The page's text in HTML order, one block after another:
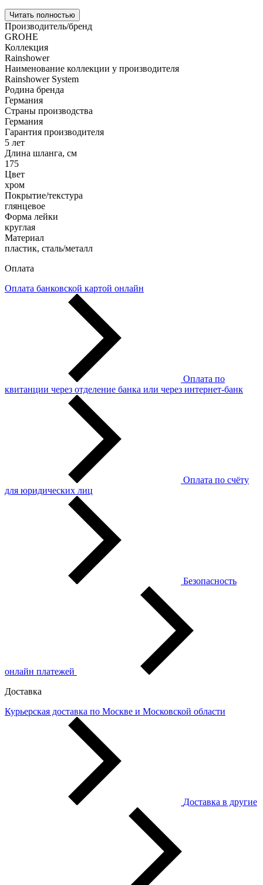
Читать полностью
Производитель/бренд
GROHE
Коллекция
Rainshower
Наименование коллекции у производителя
Rainshower System
Родина бренда
Германия
Страны производства
Германия
Гарантия производителя
5 лет
Длина шланга, см
175
Цвет
хром
Покрытие/текстура
глянцевое
Форма лейки
круглая
Материал
пластик, сталь/металл
Оплата
Оплата банковской картой онлайн
Оплата по
квитанции через отделение банка или через интернет-банк
Оплата по счёту
для юридических лиц
Безопасность
онлайн платежей
Доставка
Курьерская доставка по Москве и Московской области
Доставка в другие